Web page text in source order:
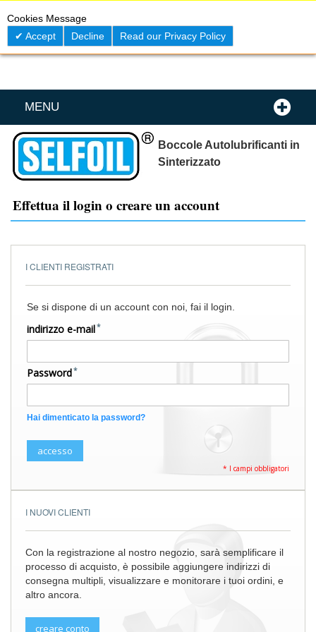
Cookies Message
Accept
Decline Read our Privacy Policy
to
Content
MENU
Boccole Autolubrificanti in
Sinterizzato
Effettua il login o creare un account
I NUOVI CLIENTI
Con la registrazione al nostro negozio, sarà semplificare il
processo di acquisto, è possibile aggiungere indirizzi di
consegna multipli, visualizzare e monitorare i tuoi ordini, e
altro ancora.
creare conto
I CLIENTI REGISTRATI
Se si dispone di un account con noi, fai il login.
indirizzo e-mail
Password
Hai dimenticato la password?
accesso